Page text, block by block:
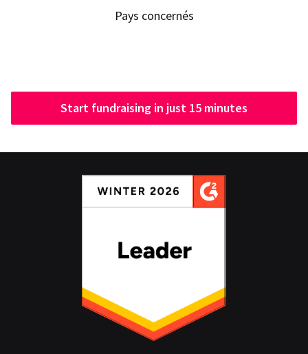
Pays concernés
Start fundraising in just 15 minutes